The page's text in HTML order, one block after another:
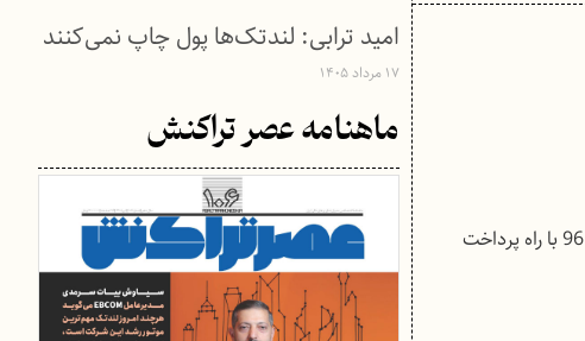
آرش ترابی فعال حوزه رسانه و دانش‌آموخته رشته مدیریت تکنولوژی از دانشگاه علوم و تحقیقات است. او از تابستان 96 با راه پرداخت
امید ترابی: لندتک‌ها پول چاپ نمی‌کنند
۱۷ مرداد ۱۴۰۵
ماهنامه عصر تراکنش